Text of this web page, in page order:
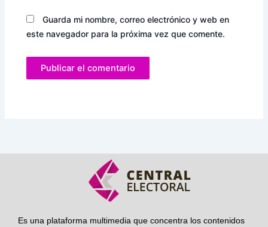
Guarda mi nombre, correo electrónico y web en
este navegador para la próxima vez que comente.
Es una plataforma multimedia que concentra los contenidos